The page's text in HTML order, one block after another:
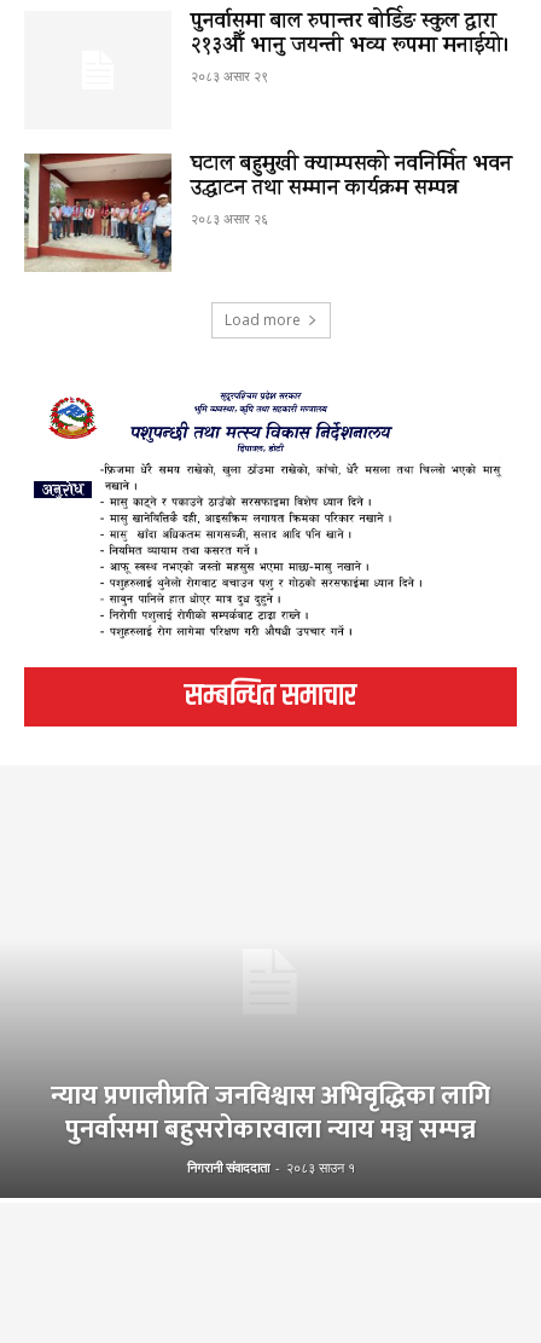
पुनर्वासमा बाल रुपान्तर बोर्डिङ स्कुल द्धारा
२१३औँ भानु जयन्ती भव्य रूपमा मनाईयो।
२०८३ असार २९
घटाल बहुमुखी क्याम्पसको नवनिर्मित भवन
उद्घाटन तथा सम्मान कार्यक्रम सम्पन्न
२०८३ असार २६
Load more
सम्बन्धित समाचार
न्याय प्रणालीप्रति जनविश्वास अभिवृद्धिका लागि
पुनर्वासमा बहुसरोकारवाला न्याय मञ्च सम्पन्न
निगरानी संवाददाता - २०८३ साउन १